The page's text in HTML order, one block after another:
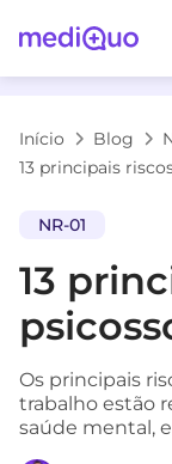
Início Blog
NR-01
13
Os principais
trabalho estão
saúde mental,